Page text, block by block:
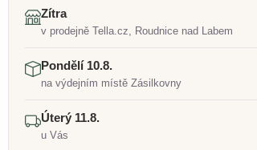
Zítra
v prodejně Tella.cz, Roudnice nad Labem
Pondělí 10.8.
na výdejním místě Zásilkovny
Úterý 11.8.
u Vás